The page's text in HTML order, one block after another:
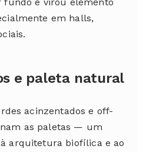
em halls,
e paleta natural
acinzentados e off-
as paletas — um
arquitetura biofílica e ao